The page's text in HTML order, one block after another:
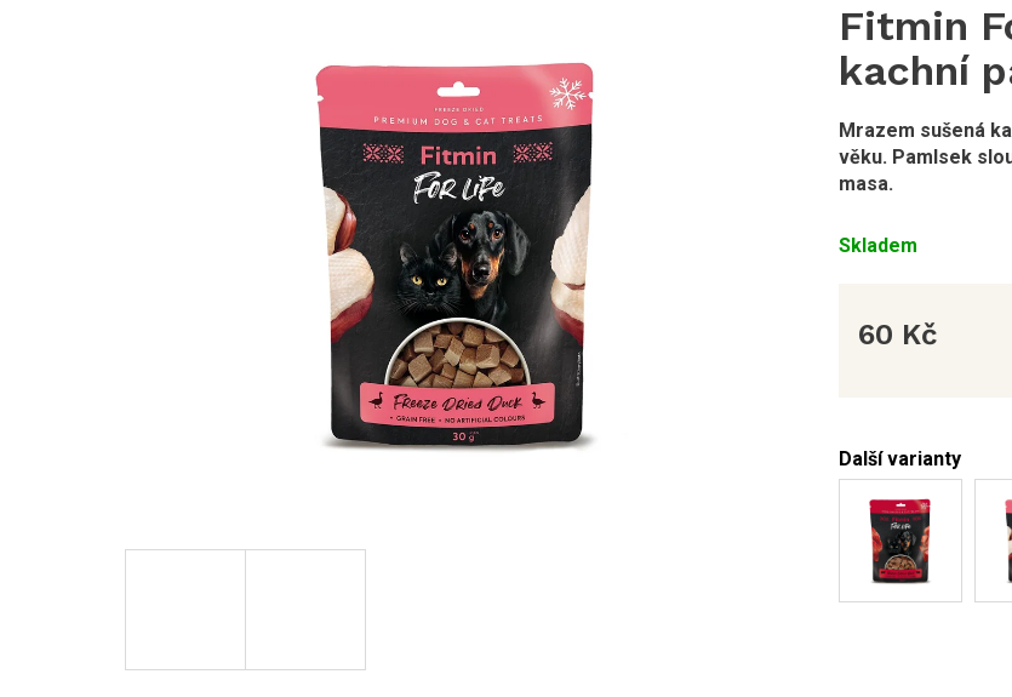
Skladem
Mrazem sušená
věku. Pamlsek
masa.
Fitmin
kachní
60 Kč
Další varianty